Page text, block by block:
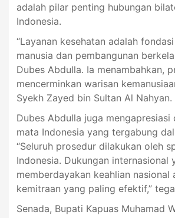
adalah pilar penting hubungan
Indonesia.
“Layanan kesehatan adalah
manusia dan pembangunan
Dubes Abdulla. Ia menambahkan,
mencerminkan warisan
Syekh Zayed bin Sultan Al Nahyan.
Dubes Abdulla juga mengapresiasi
mata Indonesia yang tergabung
“Seluruh prosedur dilakukan oleh
Indonesia. Dukungan internasional
memberdayakan keahlian nasional
kemitraan yang paling efektif,”
Senada, Bupati Kapuas Muhamad